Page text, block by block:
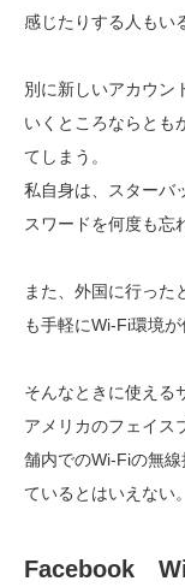
感じたりする人もい
別に新しいアカウ
いくところならとも
てしまう。
私自身は、スターバ
スワードを何度も忘
また、外国に行っ
も手軽にWi-Fi環境が
そんなときに使える
アメリカのフェイス
舗内でのWi-Fiの無
ているとはいえない。
Facebook